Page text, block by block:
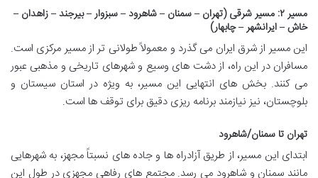
مسیر ۲: مسیر شرقی (تهران – سمنان – شاهرود – سبزوار – بیرجند – زاهدان –
خاش – ایرانشهر – چابهار)
این مسیر از شرق ایران می گذرد و معمولاً طولانی تر از مسیر مرکزی است.
مسافران در این راه، از دشت های وسیع و شهرهای تاریخی و مذهبی عبور
می کنند. بخش های انتهایی این مسیر، به ویژه در استان سیستان و
بلوچستان، نیز نیازمند برنامه ریزی دقیق برای توقف ها است.
تهران تا سمنان/شاهرود
ابتدای این مسیر، از طریق آزادراه ها و جاده های نسبتاً مجهز، به شهرهایی
مانند سمنان و شاهرود می رسد. مجتمع های رفاهی مجهزی در طول این